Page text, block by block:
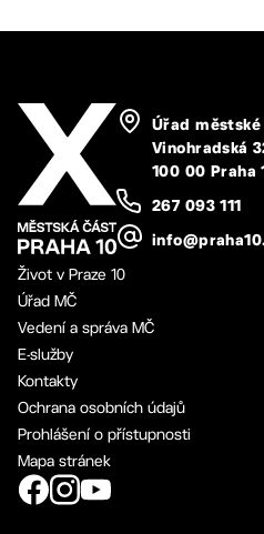
Úřad
Vinohradská
100 00 Praha
267 093 111
Život v Praze 10
Úřad MČ
Vedení a správa MČ
E-služby
Kontakty
Ochrana osobních údajů
Prohlášení o přístupnosti
Mapa stránek